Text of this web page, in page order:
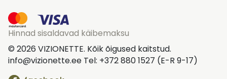
Hinnad sisaldavad käibemaksu
© 2026 VIZIONETTE. Kõik õigused kaitstud.
info@vizionette.ee Tel: +372 880 1527 (E-R 9-17)